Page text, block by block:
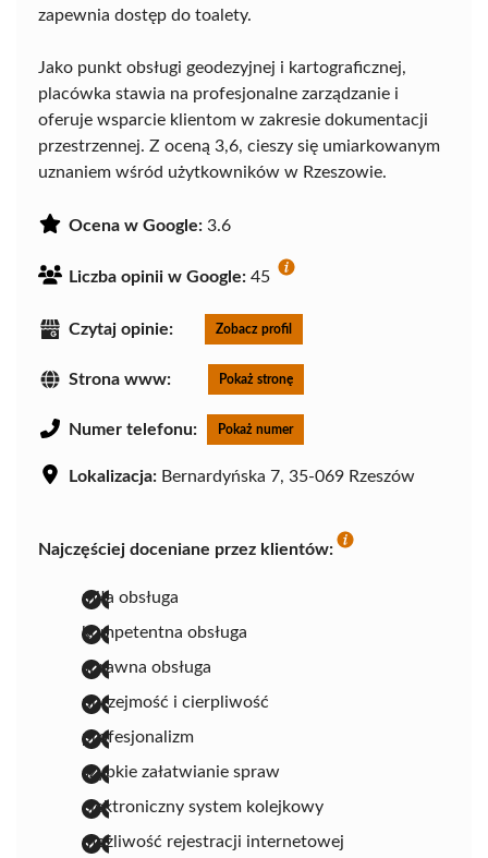
zapewnia dostęp do toalety.
Jako punkt obsługi geodezyjnej i kartograficznej,
placówka stawia na profesjonalne zarządzanie i
oferuje wsparcie klientom w zakresie dokumentacji
przestrzennej. Z oceną 3,6, cieszy się umiarkowanym
uznaniem wśród użytkowników w Rzeszowie.
Ocena w Google: 3.6
Liczba opinii w Google: 45
Czytaj opinie: Zobacz profil
Strona www: Pokaż stronę
Numer telefonu: Pokaż numer
Lokalizacja: Bernardyńska 7, 35-069 Rzeszów
Najczęściej doceniane przez klientów:
miła obsługa
kompetentna obsługa
sprawna obsługa
uprzejmość i cierpliwość
profesjonalizm
szybkie załatwianie spraw
elektroniczny system kolejkowy
możliwość rejestracji internetowej